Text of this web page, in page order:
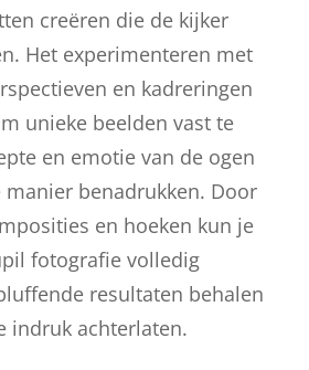
creëren die de kijker
Het experimenteren met
en kadreringen
unieke beelden vast te
en emotie van de ogen
manier benadrukken. Door
en hoeken kun je
fotografie volledig
resultaten behalen
indruk achterlaten.